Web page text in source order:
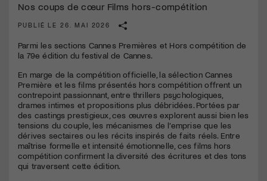
Nos coups de cœur Films hors-compétition
PUBLIÉ LE 26. MAI 2026
Parmi les sections Cannes Premières et Hors compétition de
la 79e édition du festival de Cannes.
En marge de la compétition officielle, la sélection Cannes
Première et les films présentés hors compétition offrent un
contrepoint passionnant, entre thrillers psychologiques,
drames intimes et propositions plus débridées. Portées par
des castings prestigieux, ces œuvres explorent aussi bien les
tensions du couple, les mécanismes de l’emprise que les
dérives sectaires ou les récits inspirés de faits réels. Entre
maîtrise formelle et intensité émotionnelle, ces films hors
compétition confirment la diversité des écritures et des tons
qui traversent cette édition.